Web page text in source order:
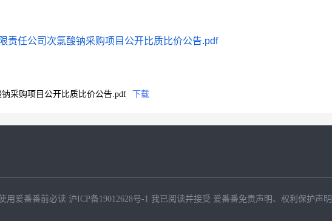
责任公司次氯酸钠采购项目公开比质比价公告.pdf
采购项目公开比质比价公告.pdf
下载
用爱番番前必读 沪ICP备19012628号-1 我已阅读并接受 爱番番免责声明 、 权利保护声明